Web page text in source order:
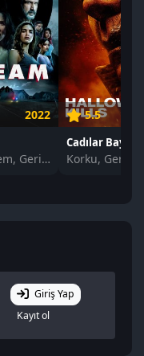
2022
Korku, Gizem, Gerilim
5.5
Korku, Gerilim
Giriş Yap
Kayıt ol